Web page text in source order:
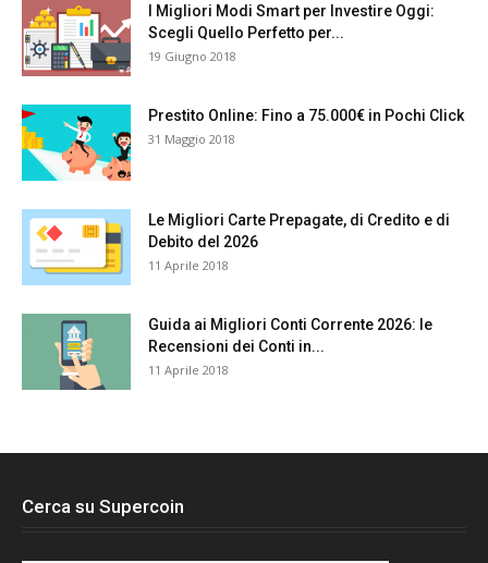
I Migliori Modi Smart per Investire Oggi:
Scegli Quello Perfetto per...
19 Giugno 2018
Prestito Online: Fino a 75.000€ in Pochi Click
31 Maggio 2018
Le Migliori Carte Prepagate, di Credito e di
Debito del 2026
11 Aprile 2018
Guida ai Migliori Conti Corrente 2026: le
Recensioni dei Conti in...
11 Aprile 2018
Cerca su Supercoin